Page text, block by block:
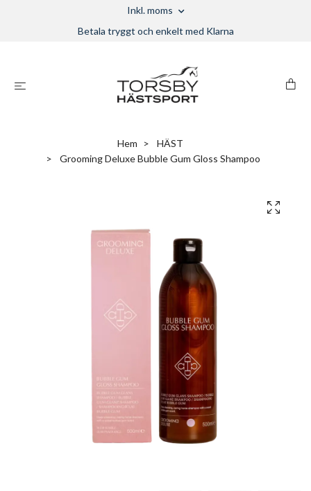
Inkl. moms
Betala tryggt och enkelt med Klarna
Hem
HÄST
Grooming Deluxe Bubble Gum Gloss Shampoo